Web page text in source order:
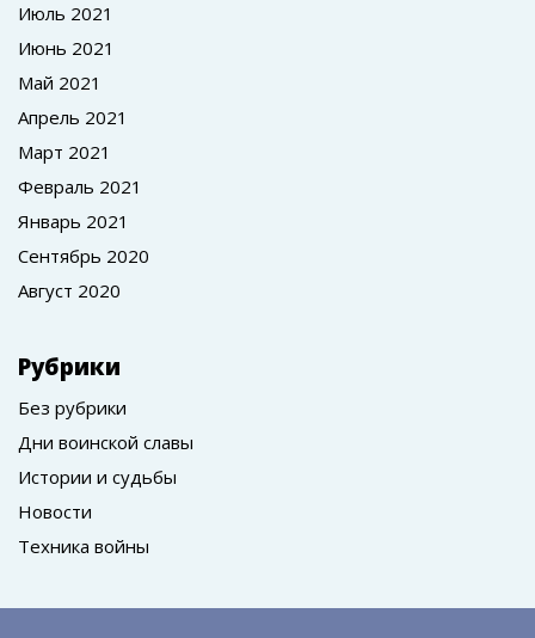
Июль 2021
Июнь 2021
Май 2021
Апрель 2021
Март 2021
Февраль 2021
Январь 2021
Сентябрь 2020
Август 2020
Рубрики
Без рубрики
Дни воинской славы
Истории и судьбы
Новости
Техника войны